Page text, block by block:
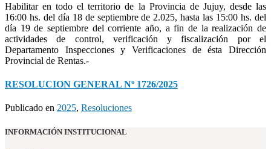
Habilitar en todo el territorio de la Provincia de Jujuy, desde las
16:00 hs. del día 18 de septiembre de 2.025, hasta las 15:00 hs. del
día 19 de septiembre del corriente año, a fin de la realización de
actividades de control, verificación y fiscalización por el
Departamento Inspecciones y Verificaciones de ésta Dirección
Provincial de Rentas.-
RESOLUCION GENERAL Nº 1726/2025
Publicado en 2025, Resoluciones
INFORMACIÓN INSTITUCIONAL